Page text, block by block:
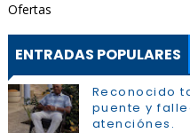
Ofertas
ENTRADAS POPULARES
Reconocido
puente y
atenciónes.